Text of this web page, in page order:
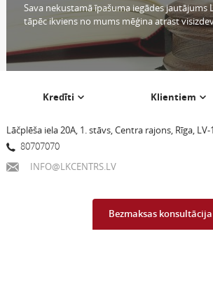
Sava nekustamā īpašuma iegādes jautājums
tāpēc ikviens no mums mēģina atrast
Kredīti Klientiem
Lāčplēša iela 20A, 1. stāvs, Centra rajons, Rīga, LV-
80707070
INFO@LKCENTRS.LV
Bezmaksas konsultācija